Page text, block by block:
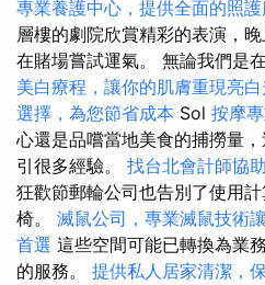
專業養護中心，提供全面的照護
層樓的劇院欣賞精彩的表演，
在賭場嘗試運氣。 無論我們是
美白療程，讓你的肌膚重現亮
選擇，為您節省成本 Sol 按摩
心還是品嚐當地美食的捕撈量
引很多經驗。 找台北會計師協
狂歡節郵輪​​公司也告別了使用
椅。 滅鼠公司，專業滅鼠技術
首選 這些空間可能已轉換為業
的服務。 提供私人居家清潔，